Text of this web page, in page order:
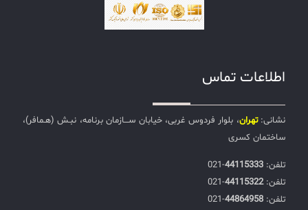
اطلاعات تماس
نشانی:تهران، بلوار فردوس غربی، خیابان ســـازمان برنامه، نبـش (هـمافر)،
ساختمان کسری
تلفن:‌ 44115333
-021
تلفن:‌44115322
-021
تلفن:‌ 44864958
-021